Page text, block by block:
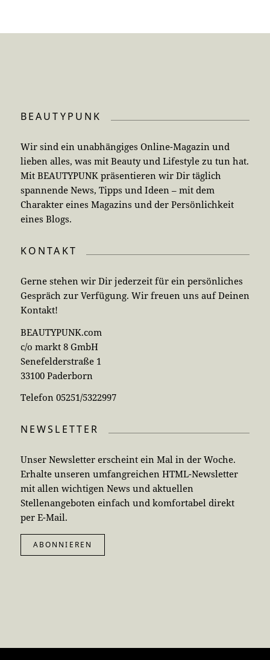
BEAUTYPUNK
Wir sind ein unabhängiges Online-Magazin und
lieben alles, was mit Beauty und Lifestyle zu tun hat.
Mit BEAUTYPUNK präsentieren wir Dir täglich
spannende News, Tipps und Ideen – mit dem
Charakter eines Magazins und der Persönlichkeit
eines Blogs.
KONTAKT
Gerne stehen wir Dir jederzeit für ein persönliches
Gespräch zur Verfügung. Wir freuen uns auf Deinen
Kontakt!
BEAUTYPUNK.com
c/o markt 8 GmbH
Senefelderstraße 1
33100 Paderborn
Telefon 05251/5322997
NEWSLETTER
Unser Newsletter erscheint ein Mal in der Woche.
Erhalte unseren umfangreichen HTML-Newsletter
mit allen wichtigen News und aktuellen
Stellenangeboten einfach und komfortabel direkt
per E-Mail.
ABONNIEREN